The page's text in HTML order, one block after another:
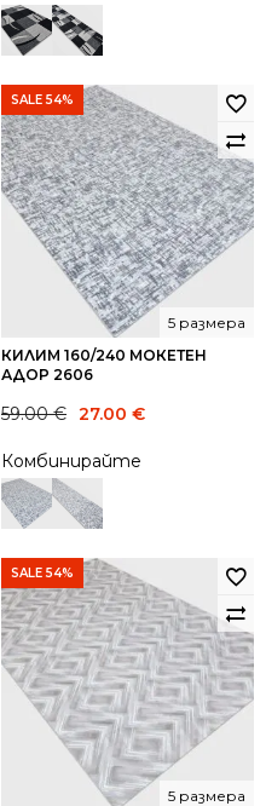
SALE 54%
КИЛИМ 160/240 МОКЕТЕН
АДОР 2606
5 размера
59.00€
Original
was:
59.00 €.
27.00 €
Current
is:
27.00 €.
Комбинирайте
SALE 54%
5 размера